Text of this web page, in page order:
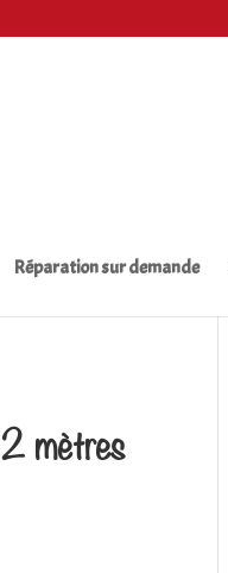
Réparation sur demande
mètres